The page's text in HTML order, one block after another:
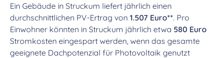
Ein Gebäude in Struckum liefert jährlich einen
durchschnittlichen PV-Ertrag von 1.507 Euro**. Pro
Einwohner könnten in Struckum jährlich etwa 580 Euro
Stromkosten eingespart werden, wenn das gesamte
geeignete Dachpotenzial für Photovoltaik genutzt